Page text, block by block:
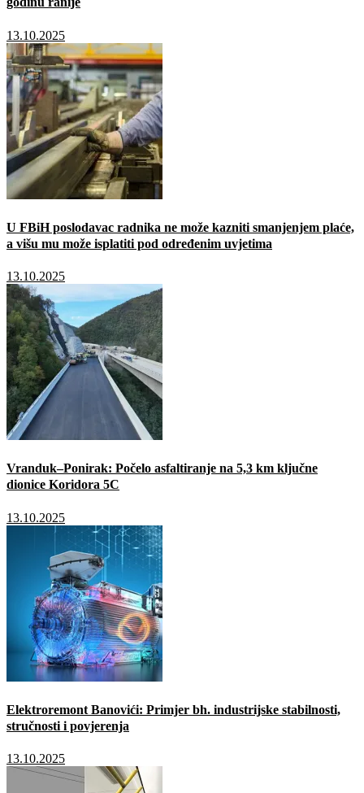
13.10.2025
U FBiH poslodavac radnika ne može kazniti smanjenjem plaće,
a višu mu može isplatiti pod određenim uvjetima
13.10.2025
Vranduk–Ponirak: Počelo asfaltiranje na 5,3 km ključne
dionice Koridora 5C
13.10.2025
Elektroremont Banovići: Primjer bh. industrijske stabilnosti,
stručnosti i povjerenja
13.10.2025